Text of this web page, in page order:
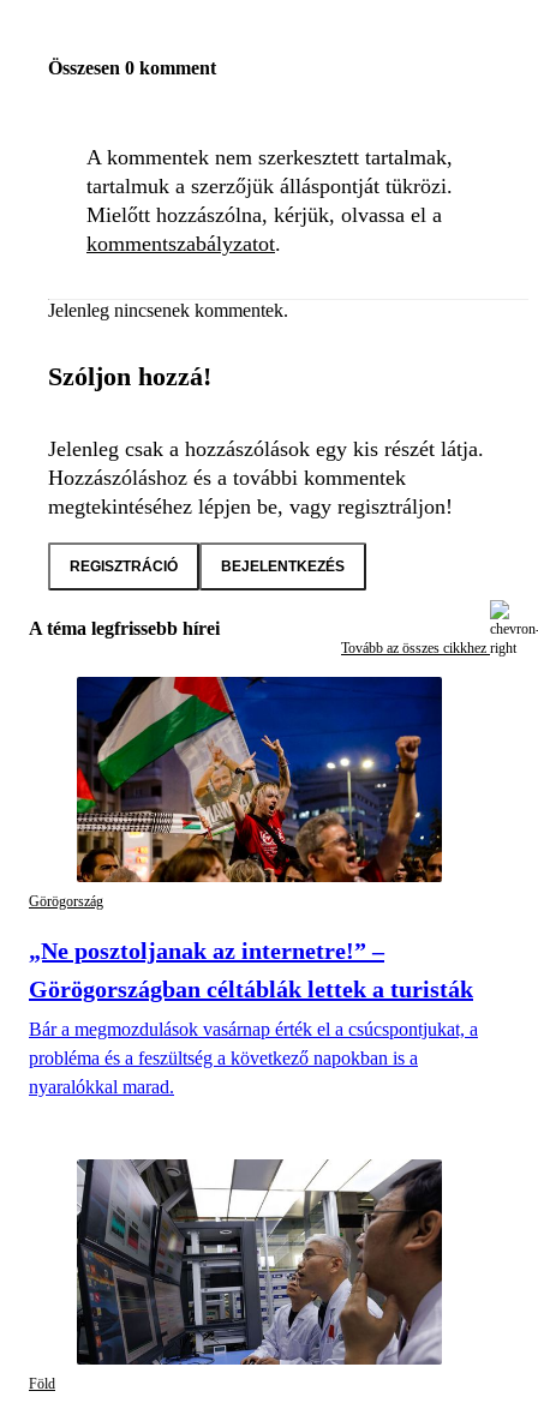
Összesen 0 komment
A kommentek nem szerkesztett tartalmak,
tartalmuk a szerzőjük álláspontját tükrözi.
Mielőtt hozzászólna, kérjük, olvassa el a
kommentszabályzatot.
Jelenleg nincsenek kommentek.
Szóljon hozzá!
Jelenleg csak a hozzászólások egy kis részét látja.
Hozzászóláshoz és a további kommentek
megtekintéséhez lépjen be, vagy regisztráljon!
REGISZTRÁCIÓ BEJELENTKEZÉS
A téma legfrissebb hírei
Tovább az összes cikkhez
Görögország
„Ne posztoljanak az internetre!” –
Görögországban céltáblák lettek a turisták
Bár a megmozdulások vasárnap érték el a csúcspontjukat, a
probléma és a feszültség a következő napokban is a
nyaralókkal marad.
Föld